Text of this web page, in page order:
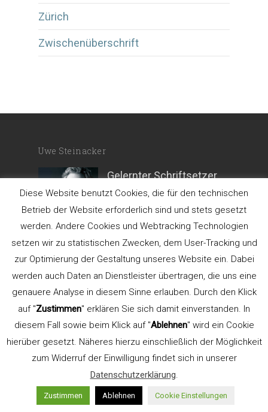
Zürich
Zwischenüberschrift
Uwe Steinacker
Gelernter Schriftsetzer
und
Kommunikationsdesigner. Gründer der
WerbeagenturLEHN.STEIN.
Lehrbeauftragter für Typografie an der
FH Düsseldorf, Fachbereich Design (bis
2015). Gründer und Seminarleiter
TypeSCHOOL.
Referent der AGD
Aus- und Weiterbildung
Diese Website benutzt Cookies, die für den technischen
Betrieb der Website erforderlich sind und stets gesetzt
werden. Andere Cookies und Webtracking Technologien
setzen wir zu statistischen Zwecken, dem User-Tracking und
zur Optimierung der Gestaltung unseres Website ein. Dabei
werden auch Daten an Dienstleister übertragen, die uns eine
genauere Analyse in diesem Sinne erlauben. Durch den Klick
auf "Zustimmen" erklären Sie sich damit einverstanden. In
diesem Fall sowie beim Klick auf "Ablehnen" wird ein Cookie
hierüber gesetzt. Näheres hierzu einschließlich der Möglichkeit
zum Widerruf der Einwilligung findet sich in unserer
Datenschutzerklärung.
Zustimmen Ablehnen Cookie Einstellungen